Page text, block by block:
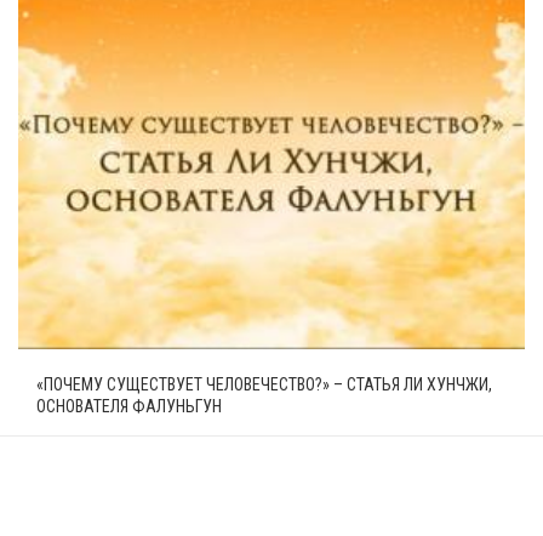
«ПОЧЕМУ СУЩЕСТВУЕТ ЧЕЛОВЕЧЕСТВО?» – СТАТЬЯ ЛИ ХУНЧЖИ,
ОСНОВАТЕЛЯ ФАЛУНЬГУН